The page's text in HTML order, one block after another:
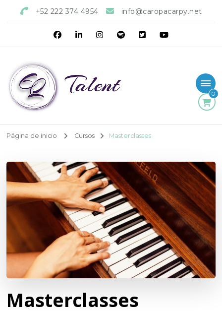
+52 222 374 4954 info@caropacarpy.net
0
Página de inicio Cursos Masterclasses
Masterclasses